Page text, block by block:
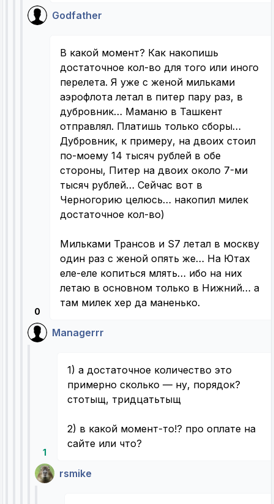
Godfather
0
В какой момент? Как накопишь
достаточное кол-во для того или иного
перелета. Я уже с женой мильками
аэрофлота летал в питер пару раз, в
дубровник… Маманю в Ташкент
отправлял. Платишь только сборы…
Дубровник, к примеру, на двоих стоил
по-моему 14 тысяч рублей в обе
стороны, Питер на двоих около 7-ми
тысяч рублей… Сейчас вот в
Черногорию целюсь… накопил милек
достаточное кол-во)
Мильками Трансов и S7 летал в москву
один раз с женой опять же… На Ютах
еле-еле копиться млять… ибо на них
летаю в основном только в Нижний… а
там милек хер да маненько.
Managerrr
1
1) а достаточное количество это
примерно сколько — ну, порядок?
стотыщ, тридцатьтыщ
2) в какой момент-то!? про оплате на
сайте или что?
rsmike